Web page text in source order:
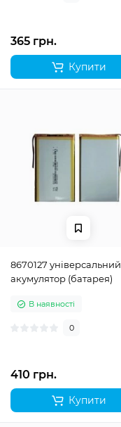
365 грн.
Купити
8670127 універсальний
акумулятор (батарея)
В наявності
0
410 грн.
Купити